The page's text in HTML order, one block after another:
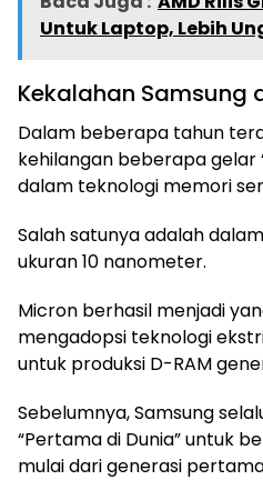
Untuk Laptop, Lebih
Kekalahan Samsung
Dalam beberapa tahun
kehilangan beberapa gelar
dalam teknologi memori
Salah satunya adalah
ukuran 10 nanometer.
Micron berhasil menjadi
mengadopsi teknologi
untuk produksi D-RAM
Sebelumnya, Samsung
“Pertama di Dunia” untuk
mulai dari generasi